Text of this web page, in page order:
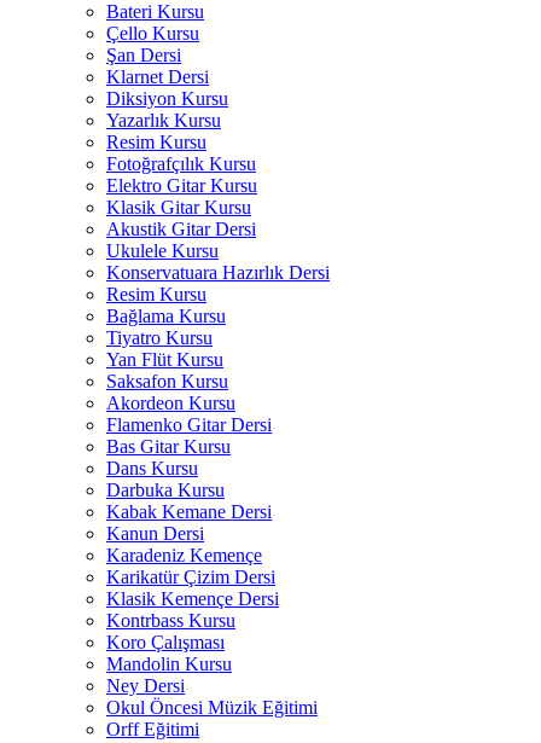
Bateri Kursu
Çello Kursu
Şan Dersi
Klarnet Dersi
Diksiyon Kursu
Yazarlık Kursu
Resim Kursu
Fotoğrafçılık Kursu
Elektro Gitar Kursu
Klasik Gitar Kursu
Akustik Gitar Dersi
Ukulele Kursu
Konservatuara Hazırlık Dersi
Resim Kursu
Bağlama Kursu
Tiyatro Kursu
Yan Flüt Kursu
Saksafon Kursu
Akordeon Kursu
Flamenko Gitar Dersi
Bas Gitar Kursu
Dans Kursu
Darbuka Kursu
Kabak Kemane Dersi
Kanun Dersi
Karadeniz Kemençe
Karikatür Çizim Dersi
Klasik Kemençe Dersi
Kontrbass Kursu
Koro Çalışması
Mandolin Kursu
Ney Dersi
Okul Öncesi Müzik Eğitimi
Orff Eğitimi